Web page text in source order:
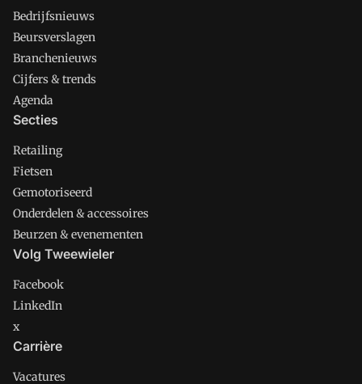
Bedrijfsnieuws
Beursverslagen
Branchenieuws
Cijfers & trends
Agenda
Secties
Retailing
Fietsen
Gemotoriseerd
Onderdelen & accessoires
Beurzen & evenementen
Volg Tweewieler
Facebook
LinkedIn
x
Carrière
Vacatures